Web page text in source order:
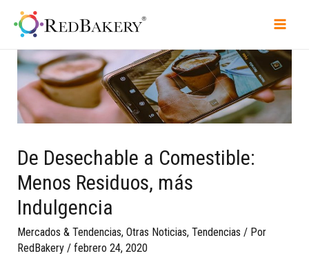
De Desechable a Comestible:
Menos Residuos, más
Indulgencia
Mercados & Tendencias,Otras Noticias,Tendencias / Por
RedBakery /febrero 24, 2020